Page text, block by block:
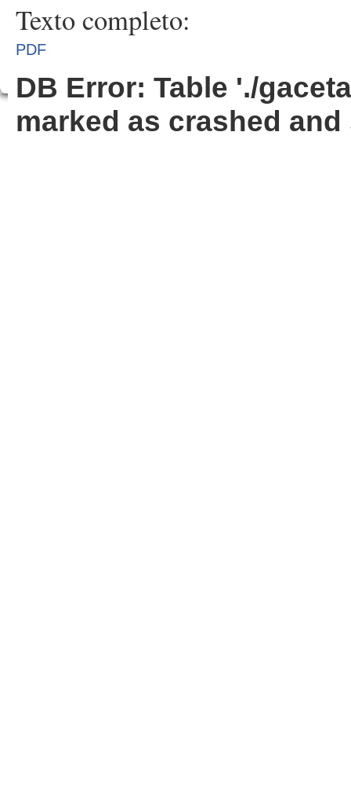
Texto completo:
PDF
DB Error: Table './
marked as crashed